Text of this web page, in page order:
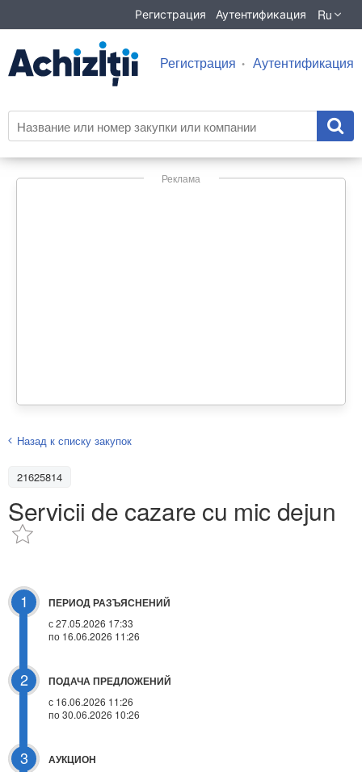
Регистрация Аутентификация Ru
Регистрация Аутентификация
Реклама
Назад к списку закупок
21625814
Servicii de cazare cu mic dejun
1 ПЕРИОД РАЗЪЯСНЕНИЙ
с 27.05.2026 17:33
по 16.06.2026 11:26
2 ПОДАЧА ПРЕДЛОЖЕНИЙ
с 16.06.2026 11:26
по 30.06.2026 10:26
3 АУКЦИОН